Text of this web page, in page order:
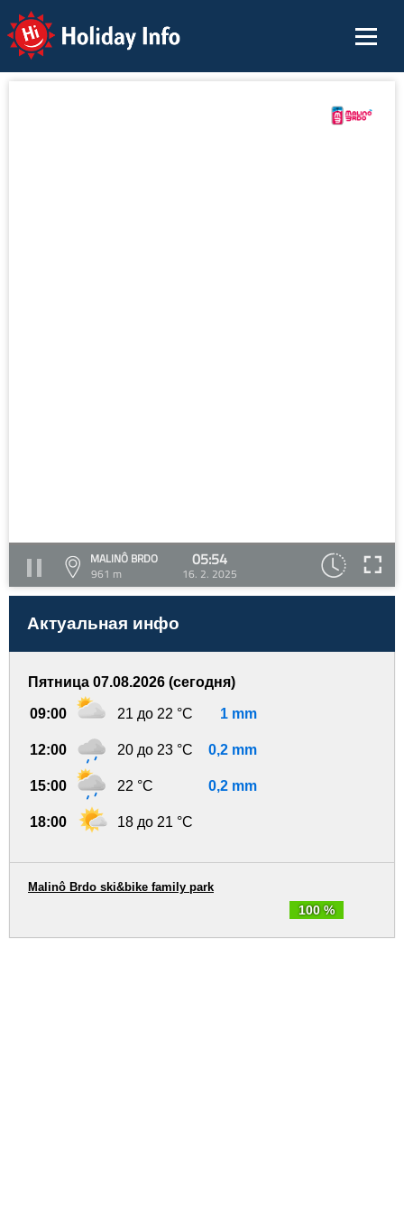
Holiday Info
MALINÔ BRDO
961 m
05:54
16. 2. 2025
Актуальная инфо
Пятница 07.08.2026 (сегодня)
09:00 21 до 22 °C 1 mm
12:00 20 до 23 °C 0,2 mm
15:00 22 °C 0,2 mm
18:00 18 до 21 °C
100 %
Malinô Brdo ski&bike family park